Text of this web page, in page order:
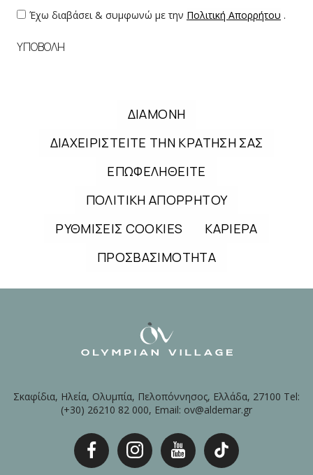
Έχω διαβάσει & συμφωνώ με την Πολιτική Απορρήτου .
ΥΠΟΒΟΛΗ
ΔΙΑΜΟΝΗ
ΔΙΑΧΕΙΡΙΣΤΕΙΤΕ ΤΗΝ ΚΡΑΤΗΣΗ ΣΑΣ
ΕΠΩΦΕΛΗΘΕΙΤΕ
ΠΟΛΙΤΙΚΗ ΑΠΟΡΡΗΤΟΥ
ΡΥΘΜΙΣΕΙΣ COOKIES
ΚΑΡΙΕΡΑ
ΠΡΟΣΒΑΣΙΜΟΤΗΤΑ
Σκαφίδια, Ηλεία, Ολυμπία, Πελοπόννησος, Ελλάδα, 27100 Tel:
(+30) 26210 82 000, Email: ov@aldemar.gr